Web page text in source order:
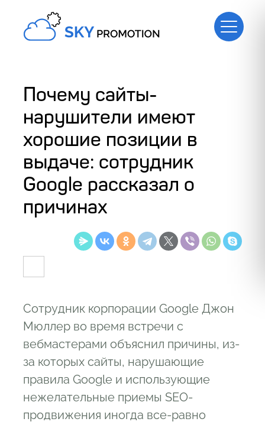
Почему сайты-
нарушители имеют
хорошие позиции в
выдаче: сотрудник
Google рассказал о
причинах
Сотрудник корпорации Google Джон
Мюллер во время встречи с
вебмастерами объяснил причины, из-
за которых сайты, нарушающие
правила Google и использующие
нежелательные приемы SEO-
продвижения иногда все-равно